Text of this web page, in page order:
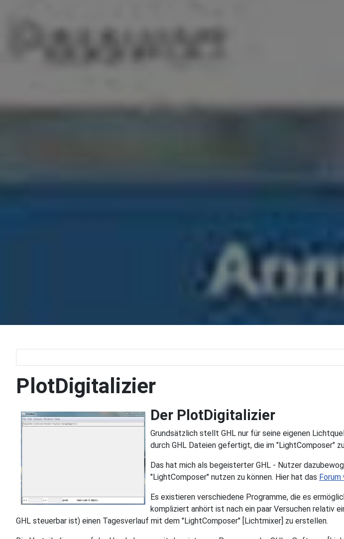
PlotDigitalizier
Der PlotDigitalizier
Grundsätzlich stellt GHL nur für seine eigenen
durch GHL Dateien gefertigt, die im "LightComposer"
Das hat mich als begeisterter GHL - Nutzer
"LightComposer" nutzen zu können. Hier hat das Forum
Es existieren verschiedene Programme, die es
kompliziert anhört ist nach ein paar Versuchen relativ
GHL steuerbar ist) einen Tagesverlauf mit dem "LightComposer" [Lichtmixer] zu erstellen.